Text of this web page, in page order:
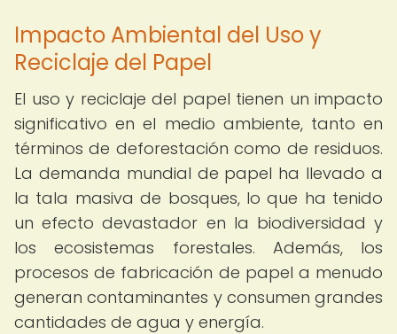
Impacto Ambiental del Uso y
Reciclaje del Papel
El uso y reciclaje del papel tienen un impacto
significativo en el medio ambiente, tanto en
términos de deforestación como de residuos.
La demanda mundial de papel ha llevado a
la tala masiva de bosques, lo que ha tenido
un efecto devastador en la biodiversidad y
los ecosistemas forestales. Además, los
procesos de fabricación de papel a menudo
generan contaminantes y consumen grandes
cantidades de agua y energía.